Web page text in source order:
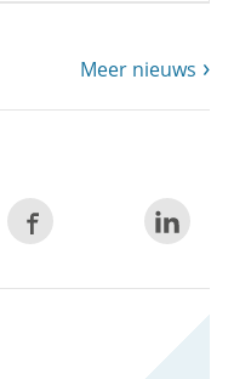
Meer nieuws